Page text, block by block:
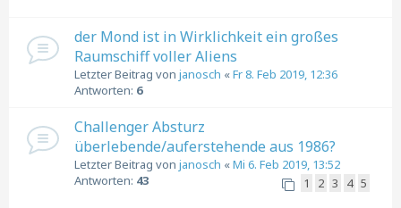
der Mond ist in Wirklichkeit ein großes
Raumschiff voller Aliens
Letzter Beitrag von janosch «Fr 8. Feb 2019, 12:36
Antworten: 6
Challenger Absturz
überlebende/auferstehende aus 1986?
Letzter Beitrag von janosch «Mi 6. Feb 2019, 13:52
Antworten: 43 1 2 3 4 5